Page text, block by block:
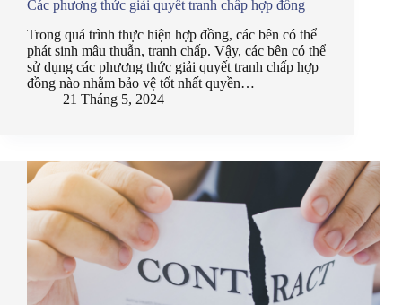
Các phương thức giải quyết tranh chấp hợp đồng
Trong quá trình thực hiện hợp đồng, các bên có thể
phát sinh mâu thuẫn, tranh chấp. Vậy, các bên có thể
sử dụng các phương thức giải quyết tranh chấp hợp
đồng nào nhằm bảo vệ tốt nhất quyền…
21 Tháng 5, 2024